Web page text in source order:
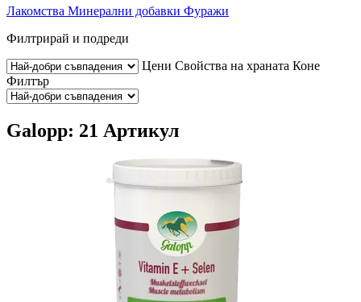
Лакомства Минерални добавки Фуражи
Филтрирай и подреди
Цени Свойства на храната Коне
Филтър
Galopp: 21 Артикул